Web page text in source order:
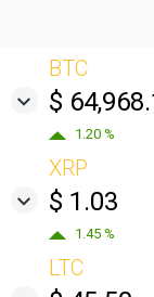
BTC
$
1.20 %
XRP
$ 1.03
1.45 %
LTC